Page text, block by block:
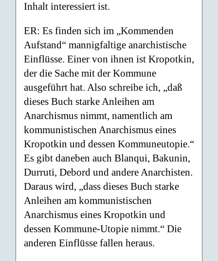
Inhalt interessiert ist.
ER: Es finden sich im „Kommenden
Aufstand“ mannigfaltige anarchistische
Einflüsse. Einer von ihnen ist Kropotkin,
der die Sache mit der Kommune
ausgeführt hat. Also schreibe ich, „daß
dieses Buch starke Anleihen am
Anarchismus nimmt, namentlich am
kommunistischen Anarchismus eines
Kropotkin und dessen Kommuneutopie.“
Es gibt daneben auch Blanqui, Bakunin,
Durruti, Debord und andere Anarchisten.
Daraus wird, „dass dieses Buch starke
Anleihen am kommunistischen
Anarchismus eines Kropotkin und
dessen Kommune-Utopie nimmt.“ Die
anderen Einflüsse fallen heraus.